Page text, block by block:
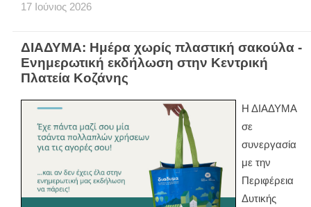
17 Ιούνιος 2026
ΔΙΑΔΥΜΑ: Ημέρα χωρίς πλαστική σακούλα -
Ενημερωτική εκδήλωση στην Κεντρική
Πλατεία Κοζάνης
Η ΔΙΑΔΥΜΑ
σε
συνεργασία
με την
Περιφέρεια
Δυτικής